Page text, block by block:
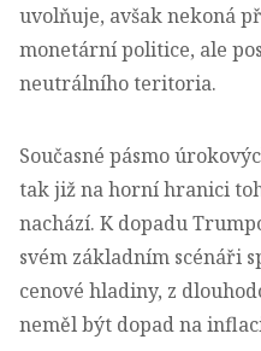
uvolňuje, avšak nekoná
monetární politice, ale
neutrálního teritoria.
Současné pásmo
tak již na horní hranici
nachází. K dopadu
svém základním scénáři
cenové hladiny, z
neměl být dopad na